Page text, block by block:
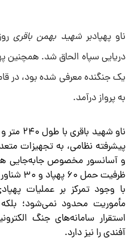
ناو پهپادبرشهید بهمن باقری
یک جنگنده معرفی شده بود،‌ در
به پرواز درآمد.
پیشرفته نظامی، به تجهیزات
و آسانسور مخصوص جابه‌جایی
ظرفیت حمل ۶۰ پهپاد و ۳۰ شناور موشک‌انداز را دارد.
با وجود تمرکز بر عملیات
مأموریت محدود نمی‌شود؛ بلکه
استقرار سامانه‌های جنگ
آفندی را نیز دارد.